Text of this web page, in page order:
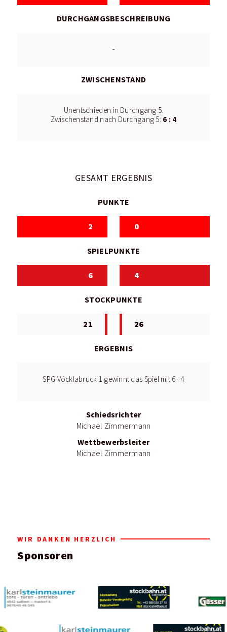
DURCHGANGSBESCHREIBUNG
-
ZWISCHENSTAND
Unentschieden in Durchgang 5.
Zwischenstand nach Durchgang 5: 6 : 4
GESAMT ERGEBNIS
PUNKTE
2 0
SPIELPUNKTE
6 4
STOCKPUNKTE
21 26
ERGEBNIS
SPG Vöcklabruck 1 gewinnt das Spiel mit 6 : 4
Schiedsrichter
Michael Zimmermann
Wettbewerbsleiter
Michael Zimmermann
WIR DANKEN HERZLICH
Sponsoren